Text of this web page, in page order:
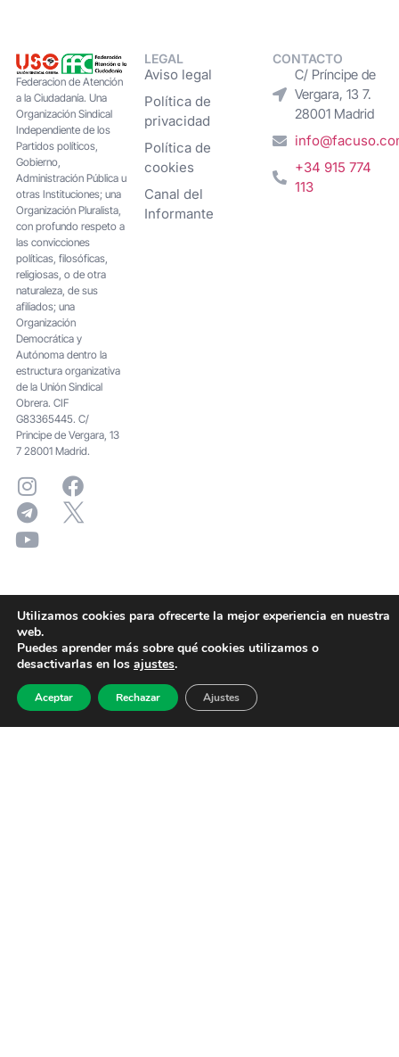
Federacion de Atención
a la Ciudadanía. Una
Organización Sindical
Independiente de los
Partidos políticos,
Gobierno,
Administración Pública u
otras Instituciones; una
Organización Pluralista,
con profundo respeto a
las convicciones
políticas, filosóficas,
religiosas, o de otra
naturaleza, de sus
afiliados; una
Organización
Democrática y
Autónoma dentro la
estructura organizativa
de la Unión Sindical
Obrera. CIF
G83365445. C/
Principe de Vergara, 13
7 28001 Madrid.
LEGAL
Aviso legal
Política de
privacidad
Política de
cookies
Canal del
Informante
CONTACTO
C/ Príncipe de
Vergara, 13 7.
28001 Madrid
+34 915 774
113
Utilizamos cookies para ofrecerte la mejor experiencia en nuestra
web.
Puedes aprender más sobre qué cookies utilizamos o
desactivarlas en los ajustes.
Aceptar Rechazar Ajustes